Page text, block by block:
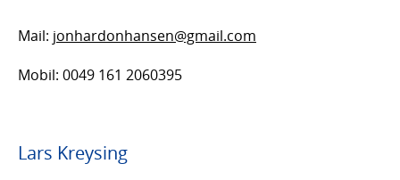
Mail: jonhardonhansen@gmail.com
Mobil: 0049 161 2060395
Lars Kreysing